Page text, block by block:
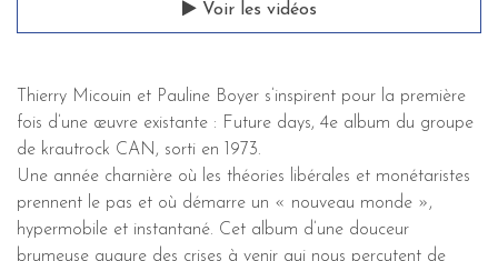
Voir les vidéos
Thierry Micouin et Pauline Boyer s’inspirent pour la première
fois d’une œuvre existante : Future days, 4e album du groupe
de krautrock CAN, sorti en 1973.
Une année charnière où les théories libérales et monétaristes
prennent le pas et où démarre un « nouveau monde »,
hypermobile et instantané. Cet album d’une douceur
brumeuse augure des crises à venir qui nous percutent de